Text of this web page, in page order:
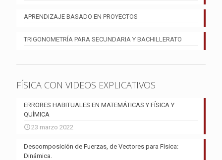
APRENDIZAJE BASADO EN PROYECTOS
TRIGONOMETRÍA PARA SECUNDARIA Y BACHILLERATO
FÍSICA CON VIDEOS EXPLICATIVOS
ERRORES HABITUALES EN MATEMÁTICAS Y FÍSICA Y
QUÍMICA
23 marzo 2022
Descomposición de Fuerzas, de Vectores para Física:
Dinámica.